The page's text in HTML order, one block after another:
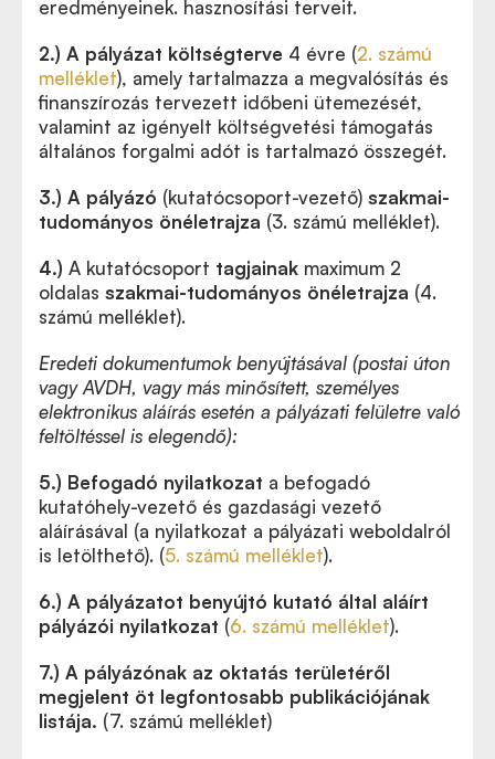
eredményeinek. hasznosítási terveit.
2.) A pályázat költségterve 4 évre (2. számú
melléklet), amely tartalmazza a megvalósítás és
finanszírozás tervezett időbeni ütemezését,
valamint az igényelt költségvetési támogatás
általános forgalmi adót is tartalmazó összegét.
3.) A pályázó (kutatócsoport-vezető) szakmai-
tudományos önéletrajza (3. számú melléklet).
4.) A kutatócsoport tagjainak maximum 2
oldalas szakmai-tudományos önéletrajza (4.
számú melléklet).
Eredeti dokumentumok benyújtásával (postai úton
vagy AVDH, vagy más minősített, személyes
elektronikus aláírás esetén a pályázati felületre való
feltöltéssel is elegendő):
5.) Befogadó nyilatkozat a befogadó
kutatóhely-vezető és gazdasági vezető
aláírásával (a nyilatkozat a pályázati weboldalról
is letölthető). (5. számú melléklet).
6.) A pályázatot benyújtó kutató által aláírt
pályázói nyilatkozat (6. számú melléklet).
7.) A pályázónak az oktatás területéről
megjelent öt legfontosabb publikációjának
listája. (7. számú melléklet)